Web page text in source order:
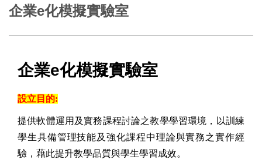
區
企業e化模擬實驗室
企業e化模擬實驗室
設立目的:
提供軟體運用及實務課程討論之教學學習環境，以訓練
學生具備管理技能及強化課程中理論與實務之實作經
驗，藉此提升教學品質與學生學習成效。